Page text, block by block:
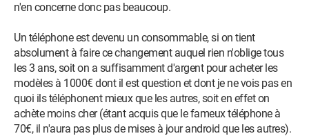
n'en concerne donc pas beaucoup.
Un téléphone est devenu un consommable, si on tient
absolument à faire ce changement auquel rien n'oblige tous
les 3 ans, soit on a suffisamment d'argent pour acheter les
modèles à 1000€ dont il est question et dont je ne vois pas en
quoi ils téléphonent mieux que les autres, soit en effet on
achète moins cher (étant acquis que le fameux téléphone à
70€, il n'aura pas plus de mises à jour android que les autres).